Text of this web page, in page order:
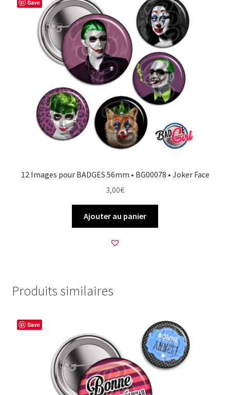
Save
12 Images pour BADGES 56mm • BG00078 • Joker Face
3,00€
Ajouter au panier
Produits similaires
Save